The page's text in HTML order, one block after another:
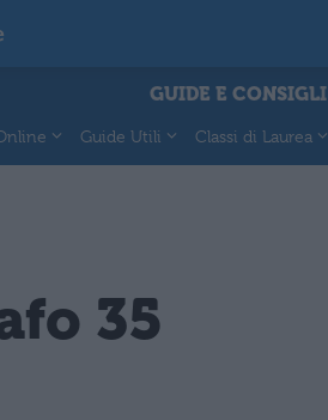
GUIDE E CONSIGLI
Guide Utili Classi di Laurea
35